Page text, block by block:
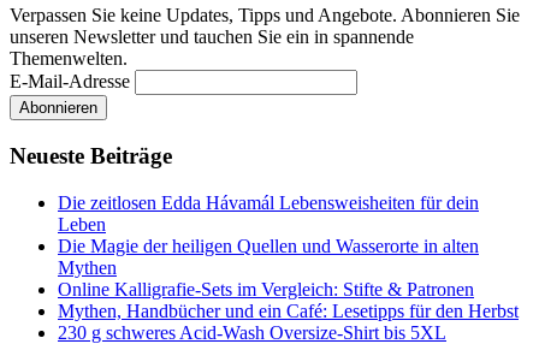
Verpassen Sie keine Updates, Tipps und Angebote. Abonnieren Sie
unseren Newsletter und tauchen Sie ein in spannende
Themenwelten.
E-Mail-Adresse
Neueste Beiträge
Die zeitlosen Edda Hávamál Lebensweisheiten für dein
Leben
Die Magie der heiligen Quellen und Wasserorte in alten
Mythen
Online Kalligrafie‑Sets im Vergleich: Stifte & Patronen
Mythen, Handbücher und ein Café: Lesetipps für den Herbst
230 g schweres Acid-Wash Oversize-Shirt bis 5XL